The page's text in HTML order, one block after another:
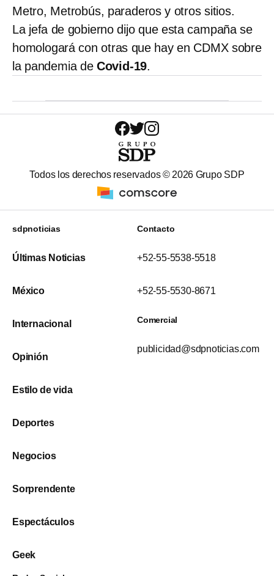
Metro, Metrobús, paraderos y otros sitios.
La jefa de gobierno dijo que esta campaña se
homologará con otras que hay en CDMX sobre
la pandemia deCovid-19.
Todos los derechos reservados © 2026 Grupo SDP
sdpnoticias
Últimas Noticias
México
Internacional
Opinión
Estilo de vida
Deportes
Negocios
Sorprendente
Espectáculos
Geek
Contacto
+52-55-5538-5518
+52-55-5530-8671
Comercial
publicidad@sdpnoticias.com